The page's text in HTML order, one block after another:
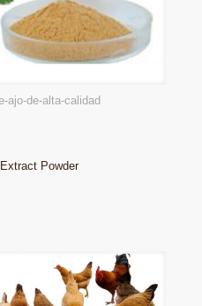
ajo-de-alta-calidad
Powder